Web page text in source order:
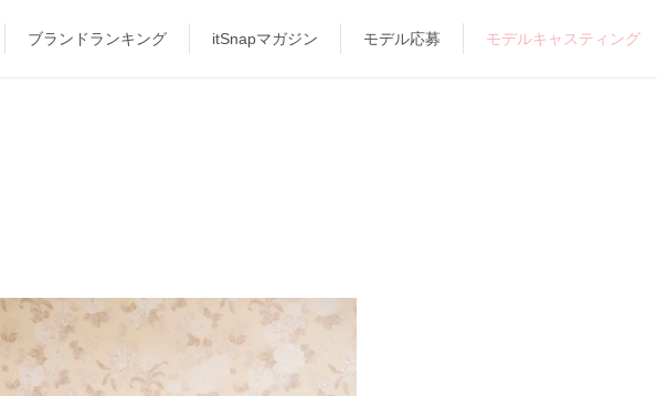
ブランドランキング itSnapマガジン モデル応募 モデルキャスティング